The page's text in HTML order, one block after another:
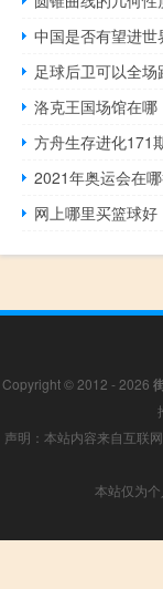
中国是否有望进世
足球后卫可以全场
洛克王国场馆在哪
方舟生存进化171
2021年奥运会在
网上哪里买篮球好
Copyright © 2012 - 2026
声明：本站内容来自互联
本站仅为